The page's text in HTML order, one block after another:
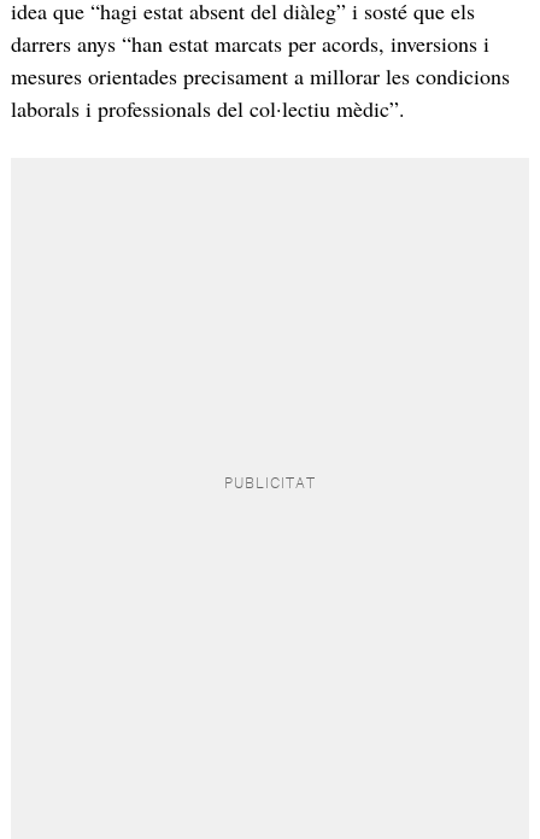
idea que “hagi estat absent del diàleg” i sosté que els
darrers anys “han estat marcats per acords, inversions i
mesures orientades precisament a millorar les condicions
laborals i professionals del col·lectiu mèdic”.